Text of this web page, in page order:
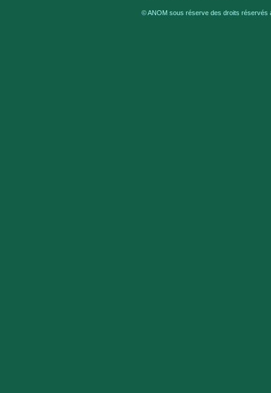
© ANOM sous réserve des droits réservés